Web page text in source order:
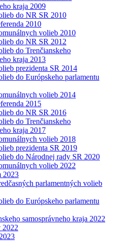
kraja 2009
do NR SR 2010
2010
volieb 2010
do NR SR 2012
do Trenčianskeho
kraja 2013
prezidenta SR 2014
do Európskeho parlamentu
volieb 2014
2015
do NR SR 2016
do Trenčianskeho
kraja 2017
volieb 2018
prezidenta SR 2019
do Národnej rady SR 2020
volieb 2022
2023
parlamentných volieb
do Európskeho parlamentu
samosprávneho kraja 2022